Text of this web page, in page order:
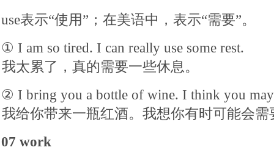
use表示“使用”；在美语中，表示“需要”。
① I am so tired. I can really use some rest.
我太累了，真的需要一些休息。
② I bring you a bottle of wine. I think you may
我给你带来一瓶红酒。我想你有时可能会需
07 work